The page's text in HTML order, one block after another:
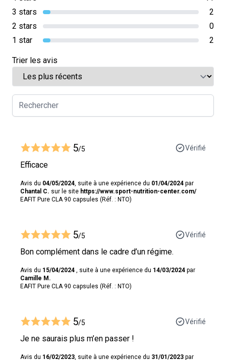
3 stars
2
2 stars
0
1 star
2
Trier les avis
5/5 Vérifié
Efficace
Avis du 04/05/2024 , suite à une expérience du 01/04/2024 par
Chantal C. sur le site https://www.sport-nutrition-center.com/
EAFIT Pure CLA 90 capsules (Réf. : NTO)
5/5 Vérifié
Bon complément dans le cadre d’un régime.
Avis du 15/04/2024 , suite à une expérience du 14/03/2024 par
Camille M.
EAFIT Pure CLA 90 capsules (Réf. : NTO)
5/5 Vérifié
Je ne saurais plus m’en passer !
Avis du 16/02/2023 , suite à une expérience du 31/01/2023 par